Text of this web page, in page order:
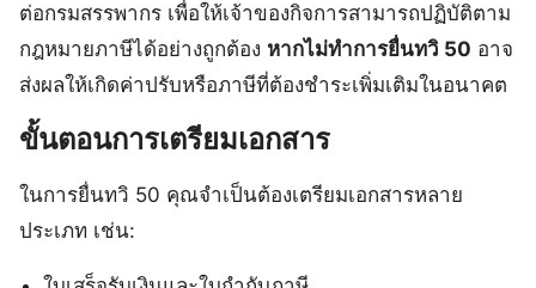
ต่อกรมสรรพากร เพื่อให้เจ้าของกิจการสามารถปฏิบัติตาม
กฎหมายภาษีได้อย่างถูกต้อง หากไม่ทำการยื่นทวิ 50 อาจ
ส่งผลให้เกิดค่าปรับหรือภาษีที่ต้องชำระเพิ่มเติมในอนาคต
ขั้นตอนการเตรียมเอกสาร
ในการยื่นทวิ 50 คุณจำเป็นต้องเตรียมเอกสารหลาย
ประเภท เช่น: